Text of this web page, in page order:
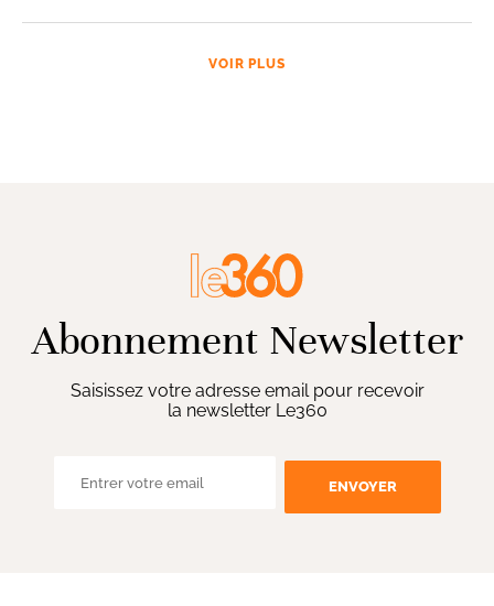
VOIR PLUS
Abonnement Newsletter
Saisissez votre adresse email pour recevoir
la newsletter Le360
ENVOYER